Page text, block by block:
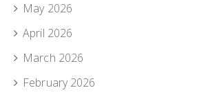
May 2026
April 2026
March 2026
February 2026